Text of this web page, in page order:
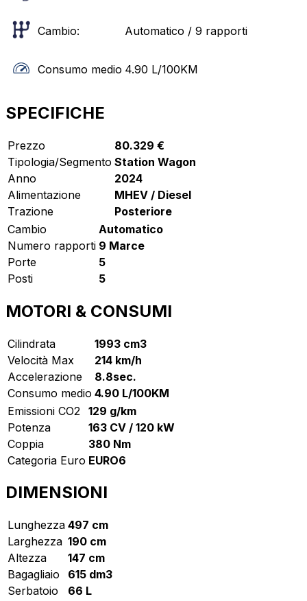
Cambio: Automatico / 9 rapporti
Consumo medio 4.90 L/100KM
SPECIFICHE
Prezzo
80.329 €
Tipologia/Segmento Station Wagon
Anno
2024
Alimentazione
MHEV / Diesel
Trazione
Posteriore
Cambio
Automatico
Numero rapporti 9 Marce
Porte
5
Posti
5
MOTORI & CONSUMI
Cilindrata
1993 cm3
Velocità Max
214 km/h
Accelerazione
8.8sec.
Consumo medio 4.90 L/100KM
Emissioni CO2
129 g/km
Potenza
163 CV / 120 kW
Coppia
380 Nm
Categoria Euro EURO6
DIMENSIONI
Lunghezza 497 cm
Larghezza 190 cm
Altezza
147 cm
Bagagliaio
615 dm3
Serbatoio
66 L